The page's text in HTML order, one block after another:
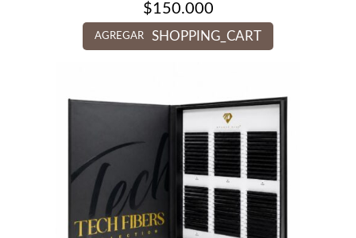
$150.000
AGREGAR SHOPPING_CART